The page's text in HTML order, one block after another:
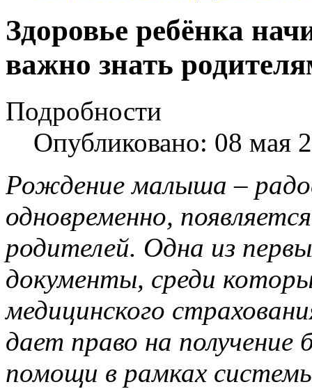
Здоровье ребёнка
важно знать
Подробности
Опубликовано: 08 мая
Рождение малыша –
одновременно, появляется
родителей. Одна из
документы, среди
медицинского
дает право на получение
помощи в рамках